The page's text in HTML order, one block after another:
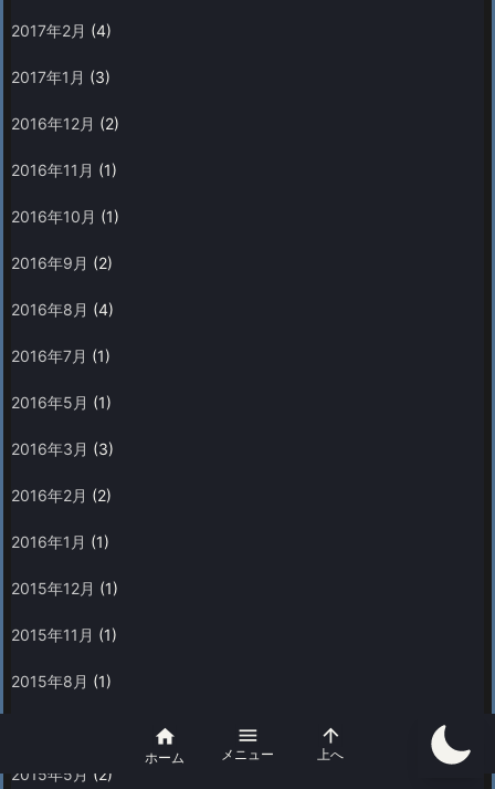
2017年2月 (4)
2017年1月 (3)
2016年12月 (2)
2016年11月 (1)
2016年10月 (1)
2016年9月 (2)
2016年8月 (4)
2016年7月 (1)
2016年5月 (1)
2016年3月 (3)
2016年2月 (2)
2016年1月 (1)
2015年12月 (1)
2015年11月 (1)
2015年8月 (1)
2015年5月 (2)

ホーム

メニュー

上へ